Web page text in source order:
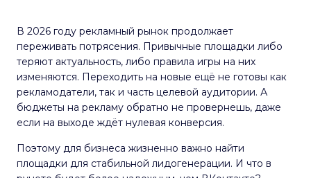
В 2026 году рекламный рынок продолжает
переживать потрясения. Привычные площадки либо
теряют актуальность, либо правила игры на них
изменяются. Переходить на новые ещё не готовы как
рекламодатели, так и часть целевой аудитории. А
бюджеты на рекламу обратно не провернешь, даже
если на выходе ждёт нулевая конверсия.
Поэтому для бизнеса жизненно важно найти
площадки для стабильной лидогенерации. И что в